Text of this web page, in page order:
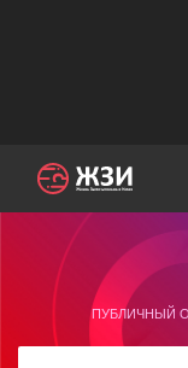
ПУБЛИЧНЫЙ